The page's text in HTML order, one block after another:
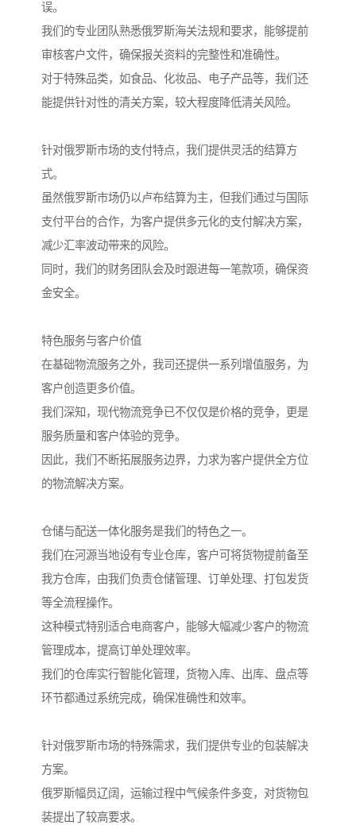
误。
我们的专业团队熟悉俄罗斯海关法规和要求，能够提前
审核客户文件，确保报关资料的完整性和准确性。
对于特殊品类，如食品、化妆品、电子产品等，我们还
能提供针对性的清关方案，较大程度降低清关风险。
针对俄罗斯市场的支付特点，我们提供灵活的结算方
式。
虽然俄罗斯市场仍以卢布结算为主，但我们通过与国际
支付平台的合作，为客户提供多元化的支付解决方案，
减少汇率波动带来的风险。
同时，我们的财务团队会及时跟进每一笔款项，确保资
金安全。
特色服务与客户价值
在基础物流服务之外，我司还提供一系列增值服务，为
客户创造更多价值。
我们深知，现代物流竞争已不仅仅是价格的竞争，更是
服务质量和客户体验的竞争。
因此，我们不断拓展服务边界，力求为客户提供全方位
的物流解决方案。
仓储与配送一体化服务是我们的特色之一。
我们在河源当地设有专业仓库，客户可将货物提前备至
我方仓库，由我们负责仓储管理、订单处理、打包发货
等全流程操作。
这种模式特别适合电商客户，能够大幅减少客户的物流
管理成本，提高订单处理效率。
我们的仓库实行智能化管理，货物入库、出库、盘点等
环节都通过系统完成，确保准确性和效率。
针对俄罗斯市场的特殊需求，我们提供专业的包装解决
方案。
俄罗斯幅员辽阔，运输过程中气候条件多变，对货物包
装提出了较高要求。